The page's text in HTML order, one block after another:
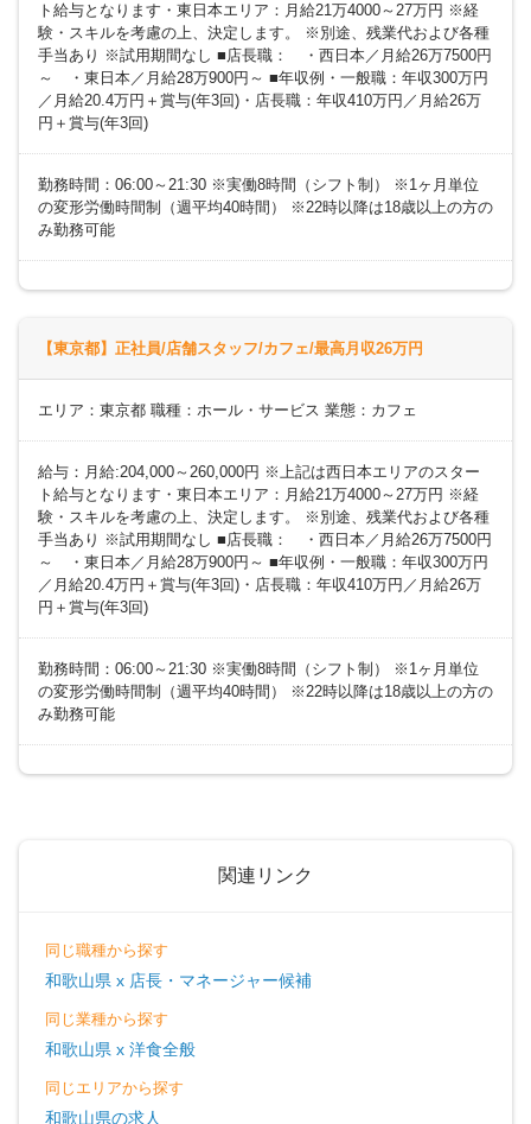
ト給与となります・東日本エリア：月給21万4000～27万円 ※経
験・スキルを考慮の上、決定します。 ※別途、残業代および各種
手当あり ※試用期間なし ■店長職： ・西日本／月給26万7500円
～ ・東日本／月給28万900円～ ■年収例・一般職：年収300万円
／月給20.4万円＋賞与(年3回)・店長職：年収410万円／月給26万
円＋賞与(年3回)
勤務時間：06:00～21:30 ※実働8時間（シフト制） ※1ヶ月単位
の変形労働時間制（週平均40時間） ※22時以降は18歳以上の方の
み勤務可能
【東京都】正社員/店舗スタッフ/カフェ/最高月収26万円
エリア：東京都 職種：ホール・サービス 業態：カフェ
給与：月給:204,000～260,000円 ※上記は西日本エリアのスター
ト給与となります・東日本エリア：月給21万4000～27万円 ※経
験・スキルを考慮の上、決定します。 ※別途、残業代および各種
手当あり ※試用期間なし ■店長職： ・西日本／月給26万7500円
～ ・東日本／月給28万900円～ ■年収例・一般職：年収300万円
／月給20.4万円＋賞与(年3回)・店長職：年収410万円／月給26万
円＋賞与(年3回)
勤務時間：06:00～21:30 ※実働8時間（シフト制） ※1ヶ月単位
の変形労働時間制（週平均40時間） ※22時以降は18歳以上の方の
み勤務可能
関連リンク
同じ職種から探す
和歌山県 x 店長・マネージャー候補
同じ業種から探す
和歌山県 x 洋食全般
同じエリアから探す
和歌山県の求人